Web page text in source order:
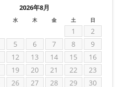
2026年8月
水 木 金 土 日
1
2
5 6 7 8
9
12 13 14 15
16
19 20 21 22
23
26 27 28 29
30